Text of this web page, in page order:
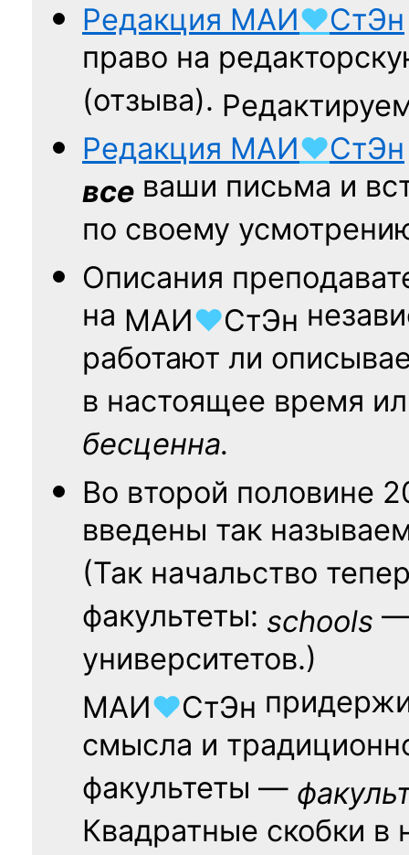
Редакция МАИ♥СтЭн
право на
(отзыва).
Редакция МАИ♥СтЭн
все ваши письма и
по своему
Описания
на МАИ♥СтЭн
работают ли
в настоящее время
бесценна.
Во второй половине
введены так
(Так начальство
факультеты: schools —
университетов.)
МАИ♥СтЭн
смысла и
факультеты —
Квадратные скобки в